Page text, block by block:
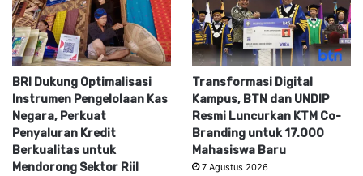
BRI Dukung Optimalisasi
Instrumen Pengelolaan Kas
Negara, Perkuat
Penyaluran Kredit
Berkualitas untuk
Mendorong Sektor Riil
Transformasi Digital
Kampus, BTN dan UNDIP
Resmi Luncurkan KTM Co-
Branding untuk 17.000
Mahasiswa Baru
7 Agustus 2026